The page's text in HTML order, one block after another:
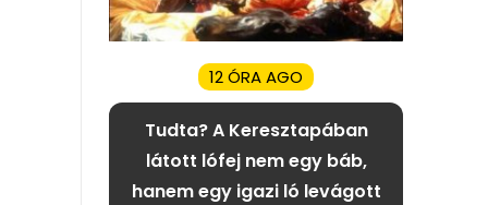
12 ÓRA AGO
Tudta? A Keresztapában
látott lófej nem egy báb,
hanem egy igazi ló levágott